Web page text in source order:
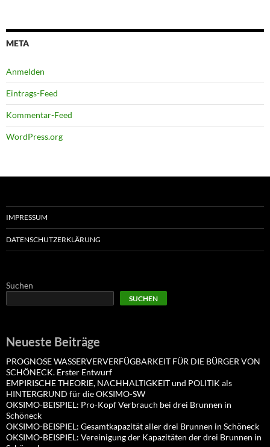
META
Anmelden
Eintrags-Feed
Kommentar-Feed
WordPress.org
IMPRESSUM
DATENSCHUTZERKLÄRUNG
Suchen
SUCHEN
Neueste Beiträge
PROGNOSE WASSERVERVERFÜGBARKEIT FÜR DIE BÜRGER VON
SCHÖNECK. Erster Entwurf
EMPIRISCHE THEORIE, NACHHALTIGKEIT und POLITIK als
HINTERGRUND für die OKSIMO-SW
OKSIMO-BEISPIEL: Pro-Kopf Verbrauch bei drei Brunnen in
Schöneck
OKSIMO-BEISPIEL: Gesamtkapazität aller drei Brunnen in Schöneck
OKSIMO-BEISPIEL: Vereinigung der Kapazitäten der drei Brunnen in